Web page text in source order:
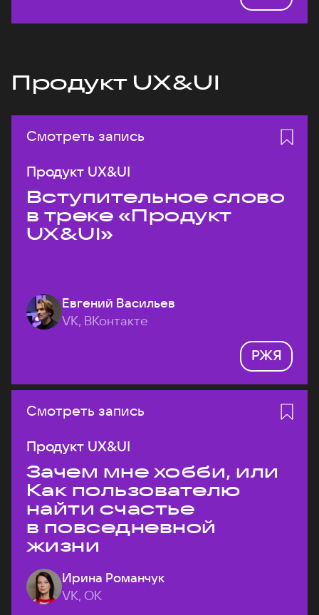
Продукт UX&UI
Смотреть запись
Продукт UX&UI
Вступительное слово
в треке «Продукт
UX&UI»
Евгений Васильев
VK, ВКонтакте
РЖЯ
Смотреть запись
Продукт UX&UI
Зачем мне хобби, или
Как пользователю
найти счастье
в повседневной
жизни
Ирина Романчук
VK, ОК